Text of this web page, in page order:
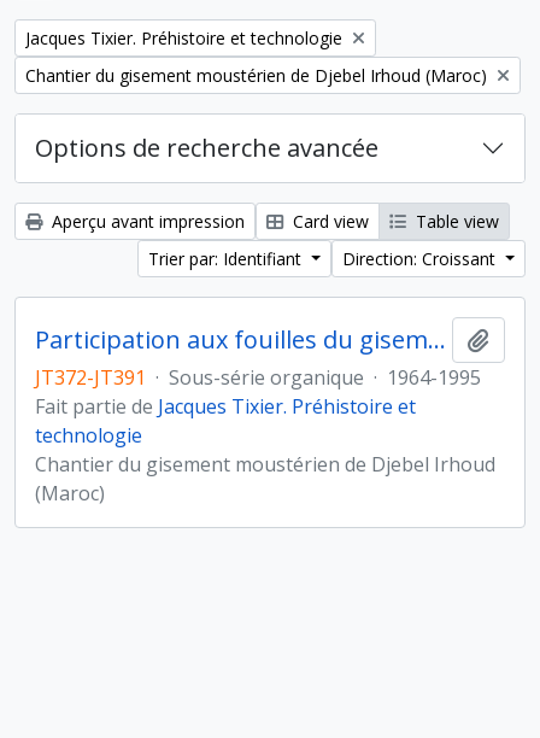
Remove filter:
Jacques Tixier. Préhistoire et technologie
Remove filter:
Chantier du gisement moustérien de Djebel Irhoud (Maroc)
Options de recherche avancée
Aperçu avant impression Card view
Table view
Trier par: Identifiant
Direction: Croissant
Participation aux fouilles du gisement de Djebel Irhoud (Maroc)
JT372-JT391 · Sous-série organique · 1964-1995
Fait partie de Jacques Tixier. Préhistoire et
technologie
Chantier du gisement moustérien de Djebel Irhoud
(Maroc)